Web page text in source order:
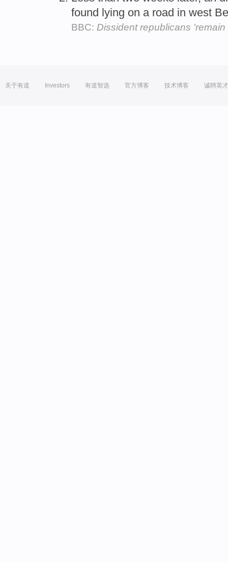
found lying on a road in west
BBC: Dissident republicans
关于有道 Investors 有道智选 官方博客 技术博客 诚聘英才